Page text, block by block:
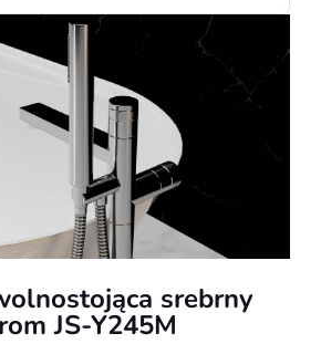
srebrny
JS-Y245M